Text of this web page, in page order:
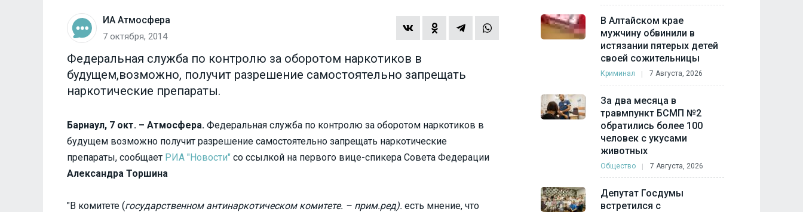
ИА Атмосфера
7 октября, 2014
Федеральная служба по контролю за оборотом наркотиков в
будущем,возможно, получит разрешение самостоятельно запрещать
наркотические препараты.
Барнаул, 7 окт. – Атмосфера. Федеральная служба по контролю за оборотом наркотиков в
будущем возможно получит разрешение самостоятельно запрещать наркотические
препараты, сообщает РИА "Новости" со ссылкой на первого вице-спикера Совета Федерации
Александра Торшина
"В комитете (государственном антинаркотическом комитете. – прим.ред). есть мнение, что
В Алтайском крае
мужчину обвинили в
истязании пятерых детей
своей сожительницы
Криминал 7 Августа, 2026
За два месяца в
травмпункт БСМП №2
обратились более 100
человек с укусами
животных
Общество 7 Августа, 2026
Депутат Госдумы
встретился с